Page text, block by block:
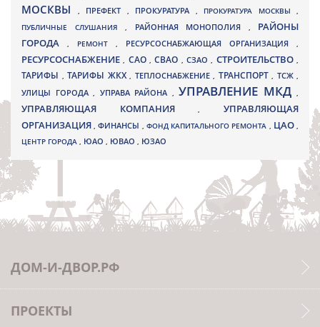
МОСКВЫ
, ПРЕФЕКТ , ПРОКУРАТУРА , ПРОКУРАТУРА МОСКВЫ ,
ПУБЛИЧНЫЕ СЛУШАНИЯ , РАЙОННАЯ МОНОПОЛИЯ , РАЙОНЫ
ГОРОДА
, РЕМОНТ , РЕСУРСОСНАБЖАЮЩАЯ ОРГАНИЗАЦИЯ ,
РЕСУРСОСНАБЖЕНИЕ, САО,СВАО ,СЗАО, СТРОИТЕЛЬСТВО,
ТАРИФЫ , ТАРИФЫ ЖКХ , ТЕПЛОСНАБЖЕНИЕ , ТРАНСПОРТ , ТСЖ ,
УЛИЦЫ ГОРОДА , УПРАВА РАЙОНА , УПРАВЛЕНИЕ МКД ,
УПРАВЛЯЮЩАЯ КОМПАНИЯ,УПРАВЛЯЮЩАЯ
ОРГАНИЗАЦИЯ,ФИНАНСЫ , ФОНД КАПИТАЛЬНОГО РЕМОНТА , ЦАО,
ЦЕНТР ГОРОДА , ЮАО , ЮВАО , ЮЗАО
ДОМ-И-ДВОР.РФ
ПРОЕКТЫ